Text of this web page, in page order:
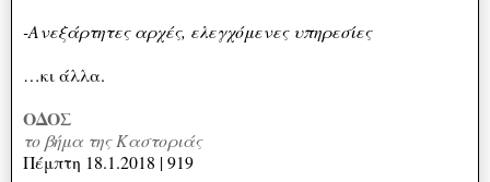
-Ανεξάρτητες αρχές, ελεγχόμενες υπηρεσίες
…κι άλλα.
ΟΔΟΣ
το βήμα της Καστοριάς
Πέμπτη 18.1.2018 | 919